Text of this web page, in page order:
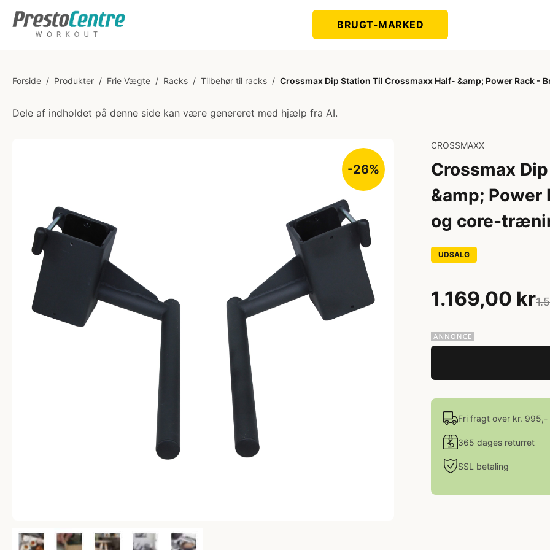
BRUGT-MARKED
Forside / Produkter / Frie Vægte / Racks / Tilbehør til racks / Crossmax Dip Station Til Crossmaxx Half- &amp; Power Rack
Dele af indholdet på denne side kan være genereret med hjælp fra AI.
-26%
CROSSMAXX
Crossmax
&amp;
og core-
UDSALG
1.169,00 kr
Fri fragt over kr. 995,-
365 dages returret
SSL betaling